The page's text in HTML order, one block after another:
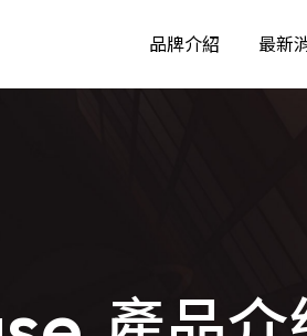
品牌介紹 最新
數位身
評鑑系統
Smart AD